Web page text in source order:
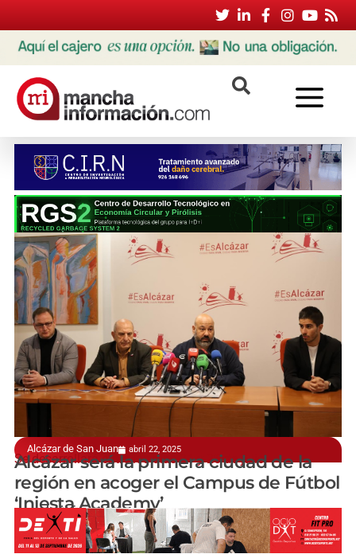
Alcázar de San Juan abril 22, 2025
Se desarrollará entre los días 21 y 25 de julio
Alcázar será la primera ciudad de la
región en acoger el Campus de Fútbol
‘Iniesta Academy’
manchainformacion.com